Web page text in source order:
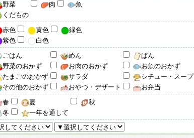
野菜 肉
魚
くだもの
赤色 黄色
緑色
紫色
白色
ごはん めん
ぱん
野菜のおかず
お肉のおかず
お魚のおかず
たまごのおかず
サラダ
シチュー・スープ
その他のおかず
おやつ・デザート お弁当
春 夏
秋
冬
一年を通して